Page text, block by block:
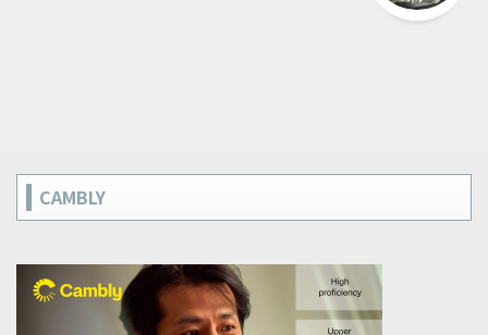
CAMBLY